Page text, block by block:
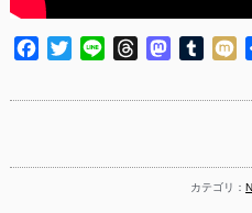
Facebook
TwitterLine ThreadsMastodon
カテゴリ：